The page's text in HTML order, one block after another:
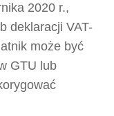
2020 r.,
deklaracji VAT-
może być
GTU lub